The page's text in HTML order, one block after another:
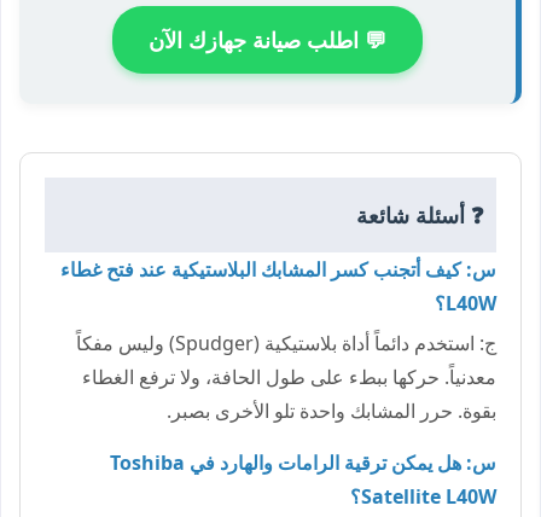
💬 اطلب صيانة جهازك الآن
❓ أسئلة شائعة
س: كيف أتجنب كسر المشابك البلاستيكية عند فتح غطاء
L40W؟
ج: استخدم دائماً أداة بلاستيكية (Spudger) وليس مفكاً
معدنياً. حركها ببطء على طول الحافة، ولا ترفع الغطاء
بقوة. حرر المشابك واحدة تلو الأخرى بصبر.
س: هل يمكن ترقية الرامات والهارد في Toshiba
Satellite L40W؟